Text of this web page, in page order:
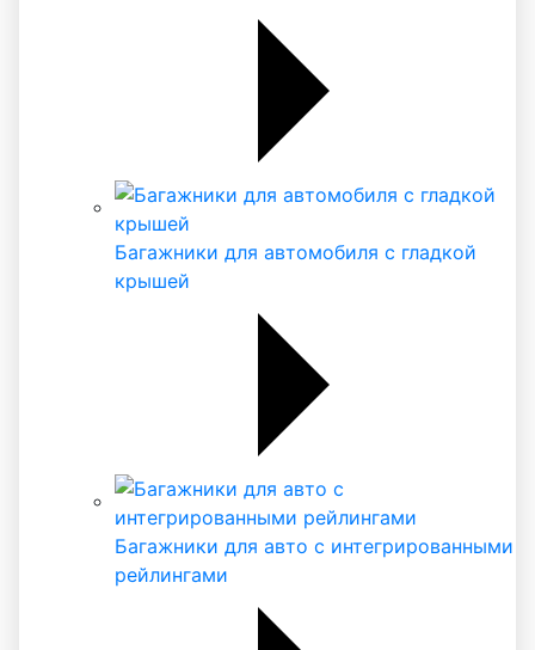
Багажники для автомобиля с гладкой
крышей
Багажники для авто с интегрированными
рейлингами